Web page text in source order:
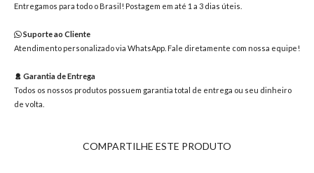
nos uma
Entregamos para todo o Brasil! Postagem em até 1 a 3 dias úteis.
Suporte ao Cliente
Atendimento personalizado via WhatsApp. Fale diretamente com nossa equipe!
Garantia de Entrega
Todos os nossos produtos possuem garantia total de entrega ou seu dinheiro
de volta.
COMPARTILHE ESTE PRODUTO